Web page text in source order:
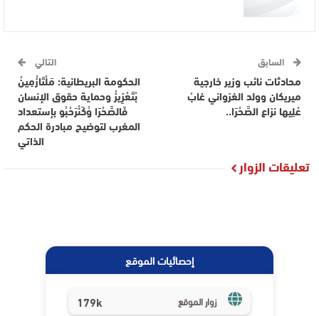
السابق
محادثات نائب وزير خارجية
ميريكان وولد الغزواني غابْ
عْلِيها نزاع الصَّحْرَا..
التالي
الحكومة البريطانية: مَلْتَازْمِينْ
بْتَعْزِيزْ وحماية حقوق الإنسان
فَالصَّحْرَا وُكَنْرَحْبُو بإستعداد
المغرب لتوضيح مبادرة الحكم
الذاتي
تعليقات الزوار
إحصائيات الموقع
زوار الموقع 179k